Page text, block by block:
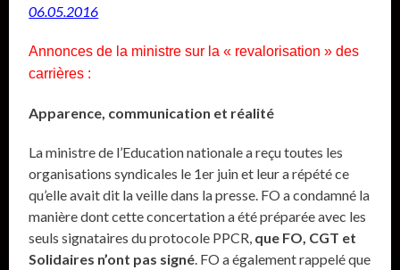
06.05.2016
Annonces de la ministre sur la « revalorisation » des
carrières :
Apparence, communication et réalité
La ministre de l’Education nationale a reçu toutes les
organisations syndicales le 1er juin et leur a répété ce
qu’elle avait dit la veille dans la presse. FO a condamné la
manière dont cette concertation a été préparée avec les
seuls signataires du protocole PPCR, que FO, CGT et
Solidaires n’ont pas signé . FO a également rappelé que